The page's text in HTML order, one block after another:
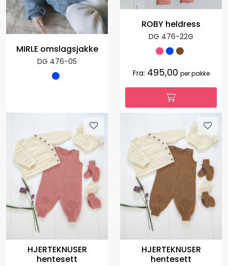
MIRLE omslagsjakke
DG 476-05
ROBY heldress
DG 476-22G
Fra: 495,00 per pakke
HJERTEKNUSER
hentesett
HJERTEKNUSER
hentesett